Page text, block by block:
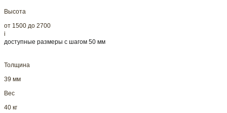
Высота
от 1500 до 2700
i
доступные размеры с шагом 50 мм
Толщина
39 мм
Вес
40 кг